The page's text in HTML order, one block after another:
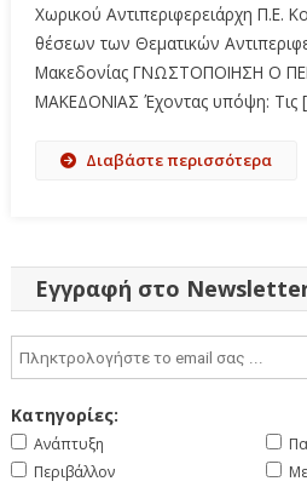
Χωρικού Αντιπεριφερειάρχη Π.Ε.
θέσεων των Θεματικών
Μακεδονίας ΓΝΩΣΤΟΠΟΙΗΣΗ Ο
ΜΑΚΕΔΟΝΙΑΣ Έχοντας υπόψη: Τις
Διαβάστε περισσότερα
Εγγραφή στο
Κατηγορίες:
Ανάπτυξη
Περιβάλλον